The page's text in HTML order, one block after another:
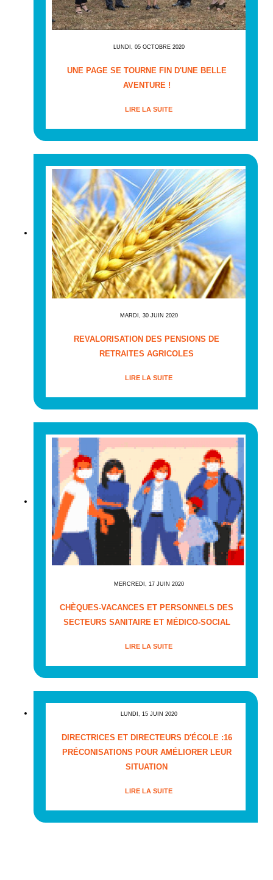
LUNDI, 05 OCTOBRE 2020
UNE PAGE SE TOURNE FIN D'UNE BELLE
AVENTURE !
LIRE LA SUITE
MARDI, 30 JUIN 2020
REVALORISATION DES PENSIONS DE
RETRAITES AGRICOLES
LIRE LA SUITE
MERCREDI, 17 JUIN 2020
CHÈQUES-VACANCES ET PERSONNELS DES
SECTEURS SANITAIRE ET MÉDICO-SOCIAL
LIRE LA SUITE
LUNDI, 15 JUIN 2020
DIRECTRICES ET DIRECTEURS D'ÉCOLE :16
PRÉCONISATIONS POUR AMÉLIORER LEUR
SITUATION
LIRE LA SUITE